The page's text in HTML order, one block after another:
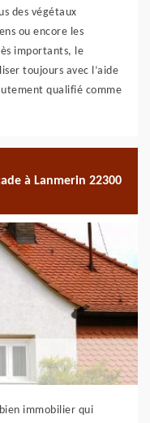
des végétaux
ou encore les
importants, le
toujours avec l’aide
qualifié comme
à Lanmerin 22300
immobilier qui